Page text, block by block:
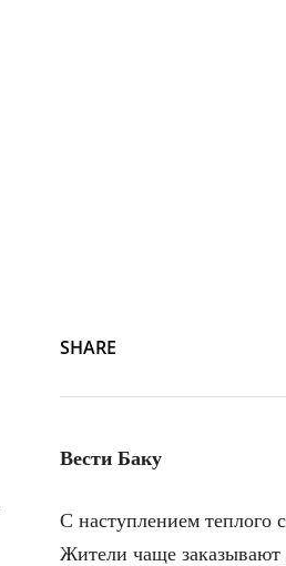
SHARE
Вести Баку
С наступлением теплого
Жители чаще заказывают